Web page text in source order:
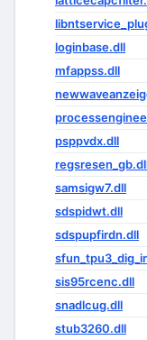
loginbase.dll
mfappss.dll
psppvdx.dll
samsigw7.dll
sdspidwt.dll
sdspupfirdn.dll
sis95rcenc.dll
snadlcug.dll
stub3260.dll